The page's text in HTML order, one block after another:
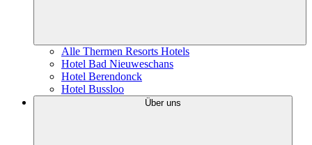
Alle Thermen Resorts Hotels
Hotel Bad Nieuweschans
Hotel Berendonck
Hotel Bussloo
Über uns